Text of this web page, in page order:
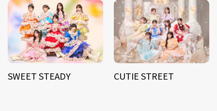
SWEET STEADY CUTIE STREET